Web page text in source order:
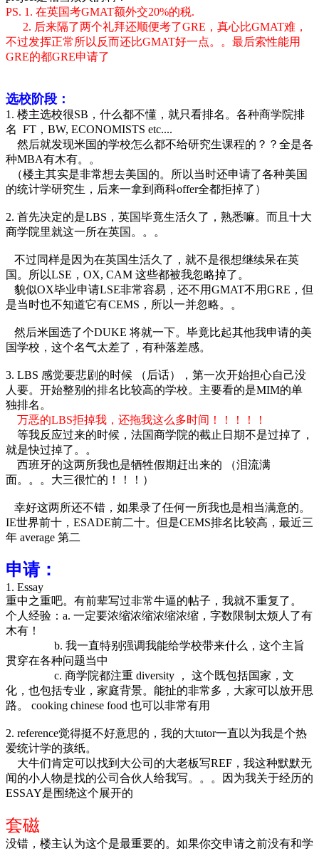
PS. 1. 在英国考GMAT额外交20%的税.
2. 后来隔了两个礼拜还顺便考了GRE，真心比GMAT难，
不过发挥正常所以反而还比GMAT好一点。。最后索性能用
GRE的都GRE申请了
选校阶段：
1. 楼主选校很SB，什么都不懂，就只看排名。各种商学院排
名 FT，BW, ECONOMISTS etc....
然后就发现米国的学校怎么都不给研究生课程的？？全是各
种MBA有木有。。
（楼主其实是非常想去美国的。所以当时还申请了各种美国
的统计学研究生，后来一拿到商科offer全都拒掉了）
2. 首先决定的是LBS，英国毕竟生活久了，熟悉嘛。而且十大
商学院里就这一所在英国。。。
不过同样是因为在英国生活久了，就不是很想继续呆在英
国。所以LSE，OX, CAM 这些都被我忽略掉了。
貌似OX毕业申请LSE非常容易，还不用GMAT不用GRE，但
是当时也不知道它有CEMS，所以一并忽略。。
然后米国选了个DUKE 将就一下。毕竟比起其他我申请的美
国学校，这个名气太差了，有种落差感。
3. LBS 感觉要悲剧的时候 （后话），第一次开始担心自己没
人要。开始整别的排名比较高的学校。主要看的是MIM的单
独排名。
万恶的LBS拒掉我，还拖我这么多时间！！！！！
等我反应过来的时候，法国商学院的截止日期不是过掉了，
就是快过掉了。。
西班牙的这两所我也是牺牲假期赶出来的 （泪流满
面。。。大三很忙的！！！）
幸好这两所还不错，如果录了任何一所我也是相当满意的。
IE世界前十，ESADE前二十。但是CEMS排名比较高，最近三
年 average 第二
申请：
1. Essay
重中之重吧。有前辈写过非常牛逼的帖子，我就不重复了。
个人经验：a. 一定要浓缩浓缩浓缩浓缩，字数限制太烦人了有
木有！
b. 我一直特别强调我能给学校带来什么，这个主旨
贯穿在各种问题当中
c. 商学院都注重 diversity ， 这个既包括国家，文
化，也包括专业，家庭背景。能扯的非常多，大家可以放开思
路。 cooking chinese food 也可以非常有用
2. reference觉得挺不好意思的，我的大tutor一直以为我是个热
爱统计学的孩纸。
大牛们肯定可以找到大公司的大老板写REF，我这种默默无
闻的小人物是找的公司合伙人给我写。。。因为我关于经历的
ESSAY是围绕这个展开的
套磁
没错，楼主认为这个是最重要的。如果你交申请之前没有和学